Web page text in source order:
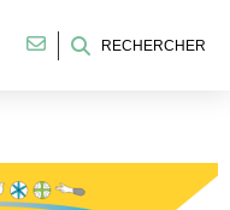
RECHERCHER